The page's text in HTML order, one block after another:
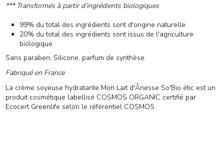
*** Transformés à partir d’ingrédients biologiques
99% du total des ingrédients sont d'origine naturelle.
20% du total des ingrédients sont issus de l'agriculture
biologique.
Sans paraben, Silicone, parfum de synthèse.
Fabriqué en France
La crème soyeuse hydratante Mon Lait d'Ânesse So'Bio étic est un
produit cosmétique labellisé COSMOS ORGANIC certifié par
Ecocert Greenlife selon le référentiel COSMOS